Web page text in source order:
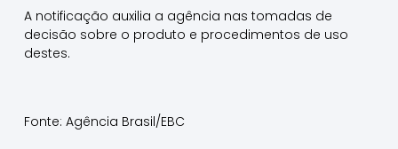
A notificação auxilia a agência nas tomadas de
decisão sobre o produto e procedimentos de uso
destes.
Fonte: Agência Brasil/EBC